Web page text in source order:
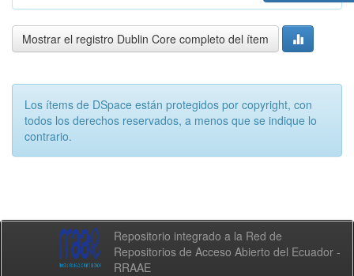
Mostrar el registro Dublin Core completo del ítem
Los ítems de DSpace están protegidos por copyright, con
todos los derechos reservados, a menos que se indique lo
contrario.
Repositorio integrado a la Red de
Repositorios de Acceso Abierto del Ecuador -
RRAAE